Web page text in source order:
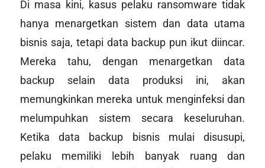
Di masa kini, kasus pelaku ransomware tidak
hanya menargetkan sistem dan data utama
bisnis saja, tetapi data backup pun ikut diincar.
Mereka tahu, dengan menargetkan data
backup selain data produksi ini, akan
memungkinkan mereka untuk menginfeksi dan
melumpuhkan sistem secara keseluruhan.
Ketika data backup bisnis mulai disusupi,
pelaku memiliki lebih banyak ruang dan